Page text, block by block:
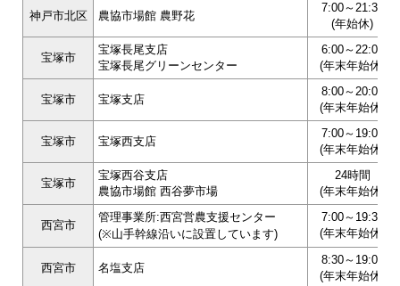
神戸市北区 農協市場館 農野花
7:00～21:30
(年始休)
宝塚市
宝塚長尾支店
宝塚長尾グリーンセンター
6:00～22:00
(年末年始休)
宝塚市 宝塚支店
8:00～20:00
(年末年始休)
宝塚市 宝塚西支店
7:00～19:00
(年末年始休)
宝塚市
宝塚西谷支店
農協市場館 西谷夢市場
24時間
(年末年始休)
西宮市
管理事業所:西宮営農支援センター
(※山手幹線沿いに設置しています)
7:00～19:30
(年末年始休)
西宮市 名塩支店
8:30～19:00
(年末年始休)